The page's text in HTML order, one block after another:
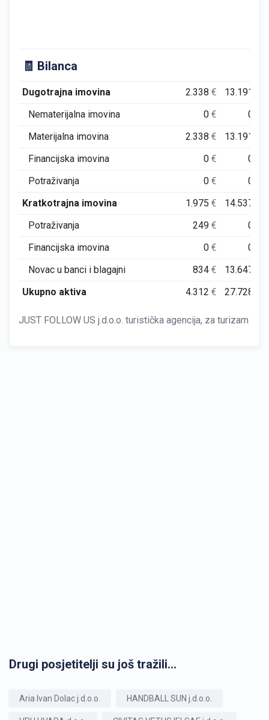
🧾 Bilanca
Dugotrajna imovina 2.338€ 13.191
Nematerijalna imovina
0€ 0
Materijalna imovina
2.338€ 13.191
Financijska imovina
0€ 0
Potraživanja
0€ 0
Kratkotrajna imovina
1.975€ 14.537
Potraživanja
249€ 0
Financijska imovina
0€ 0
Novac u banci i blagajni
834€ 13.647
Ukupno aktiva
4.312€ 27.728
JUST FOLLOW US j.d.o.o. turistička agencija, za turizam i
Drugi posjetitelji su još tražili...
Aria Ivan Dolac j.d.o.o. HANDBALL SUN j.d.o.o.